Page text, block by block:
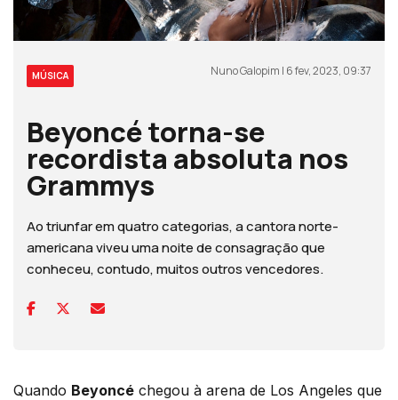
MÚSICA Nuno Galopim | 6 fev, 2023, 09:37
Beyoncé torna-se
recordista absoluta nos
Grammys
Ao triunfar em quatro categorias, a cantora norte-
americana viveu uma noite de consagração que
conheceu, contudo, muitos outros vencedores.
Quando Beyoncé chegou à arena de Los Angeles que